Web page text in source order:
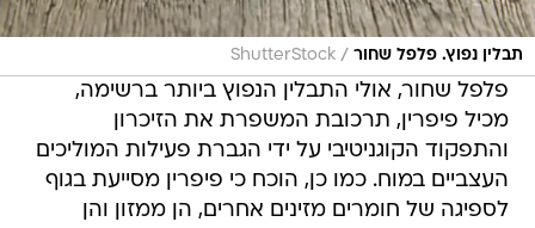
תבלין נפוץ. פלפל שחור /
ShutterStock
פלפל שחור, אולי התבלין הנפוץ ביותר ברשימה,
מכיל פיפרין, תרכובת המשפרת את הזיכרון
והתפקוד הקוגניטיבי על ידי הגברת פעילות המוליכים
העצביים במוח. כמו כן, הוכח כי פיפרין מסייעת בגוף
לספיגה של חומרים מזינים אחרים, הן ממזון והן